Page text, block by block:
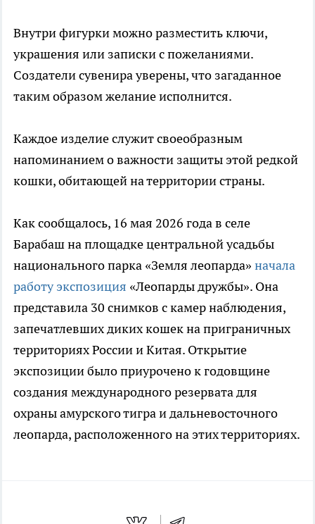
Внутри фигурки можно разместить ключи,
украшения или записки с пожеланиями.
Создатели сувенира уверены, что загаданное
таким образом желание исполнится.
Каждое изделие служит своеобразным
напоминанием о важности защиты этой редкой
кошки, обитающей на территории страны.
Как сообщалось, 16 мая 2026 года в селе
Барабаш на площадке центральной усадьбы
национального парка «Земля леопарда» начала
работу экспозиция «Леопарды дружбы». Она
представила 30 снимков с камер наблюдения,
запечатлевших диких кошек на приграничных
территориях России и Китая. Открытие
экспозиции было приурочено к годовщине
создания международного резервата для
охраны амурского тигра и дальневосточного
леопарда, расположенного на этих территориях.